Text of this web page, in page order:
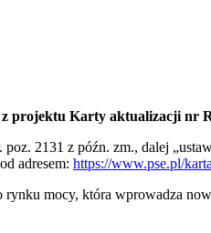
projektu Karty aktualizacji nr
2131 z późn. zm., dalej
adresem: https://www.pse.pl/
mocy, która wprowadza